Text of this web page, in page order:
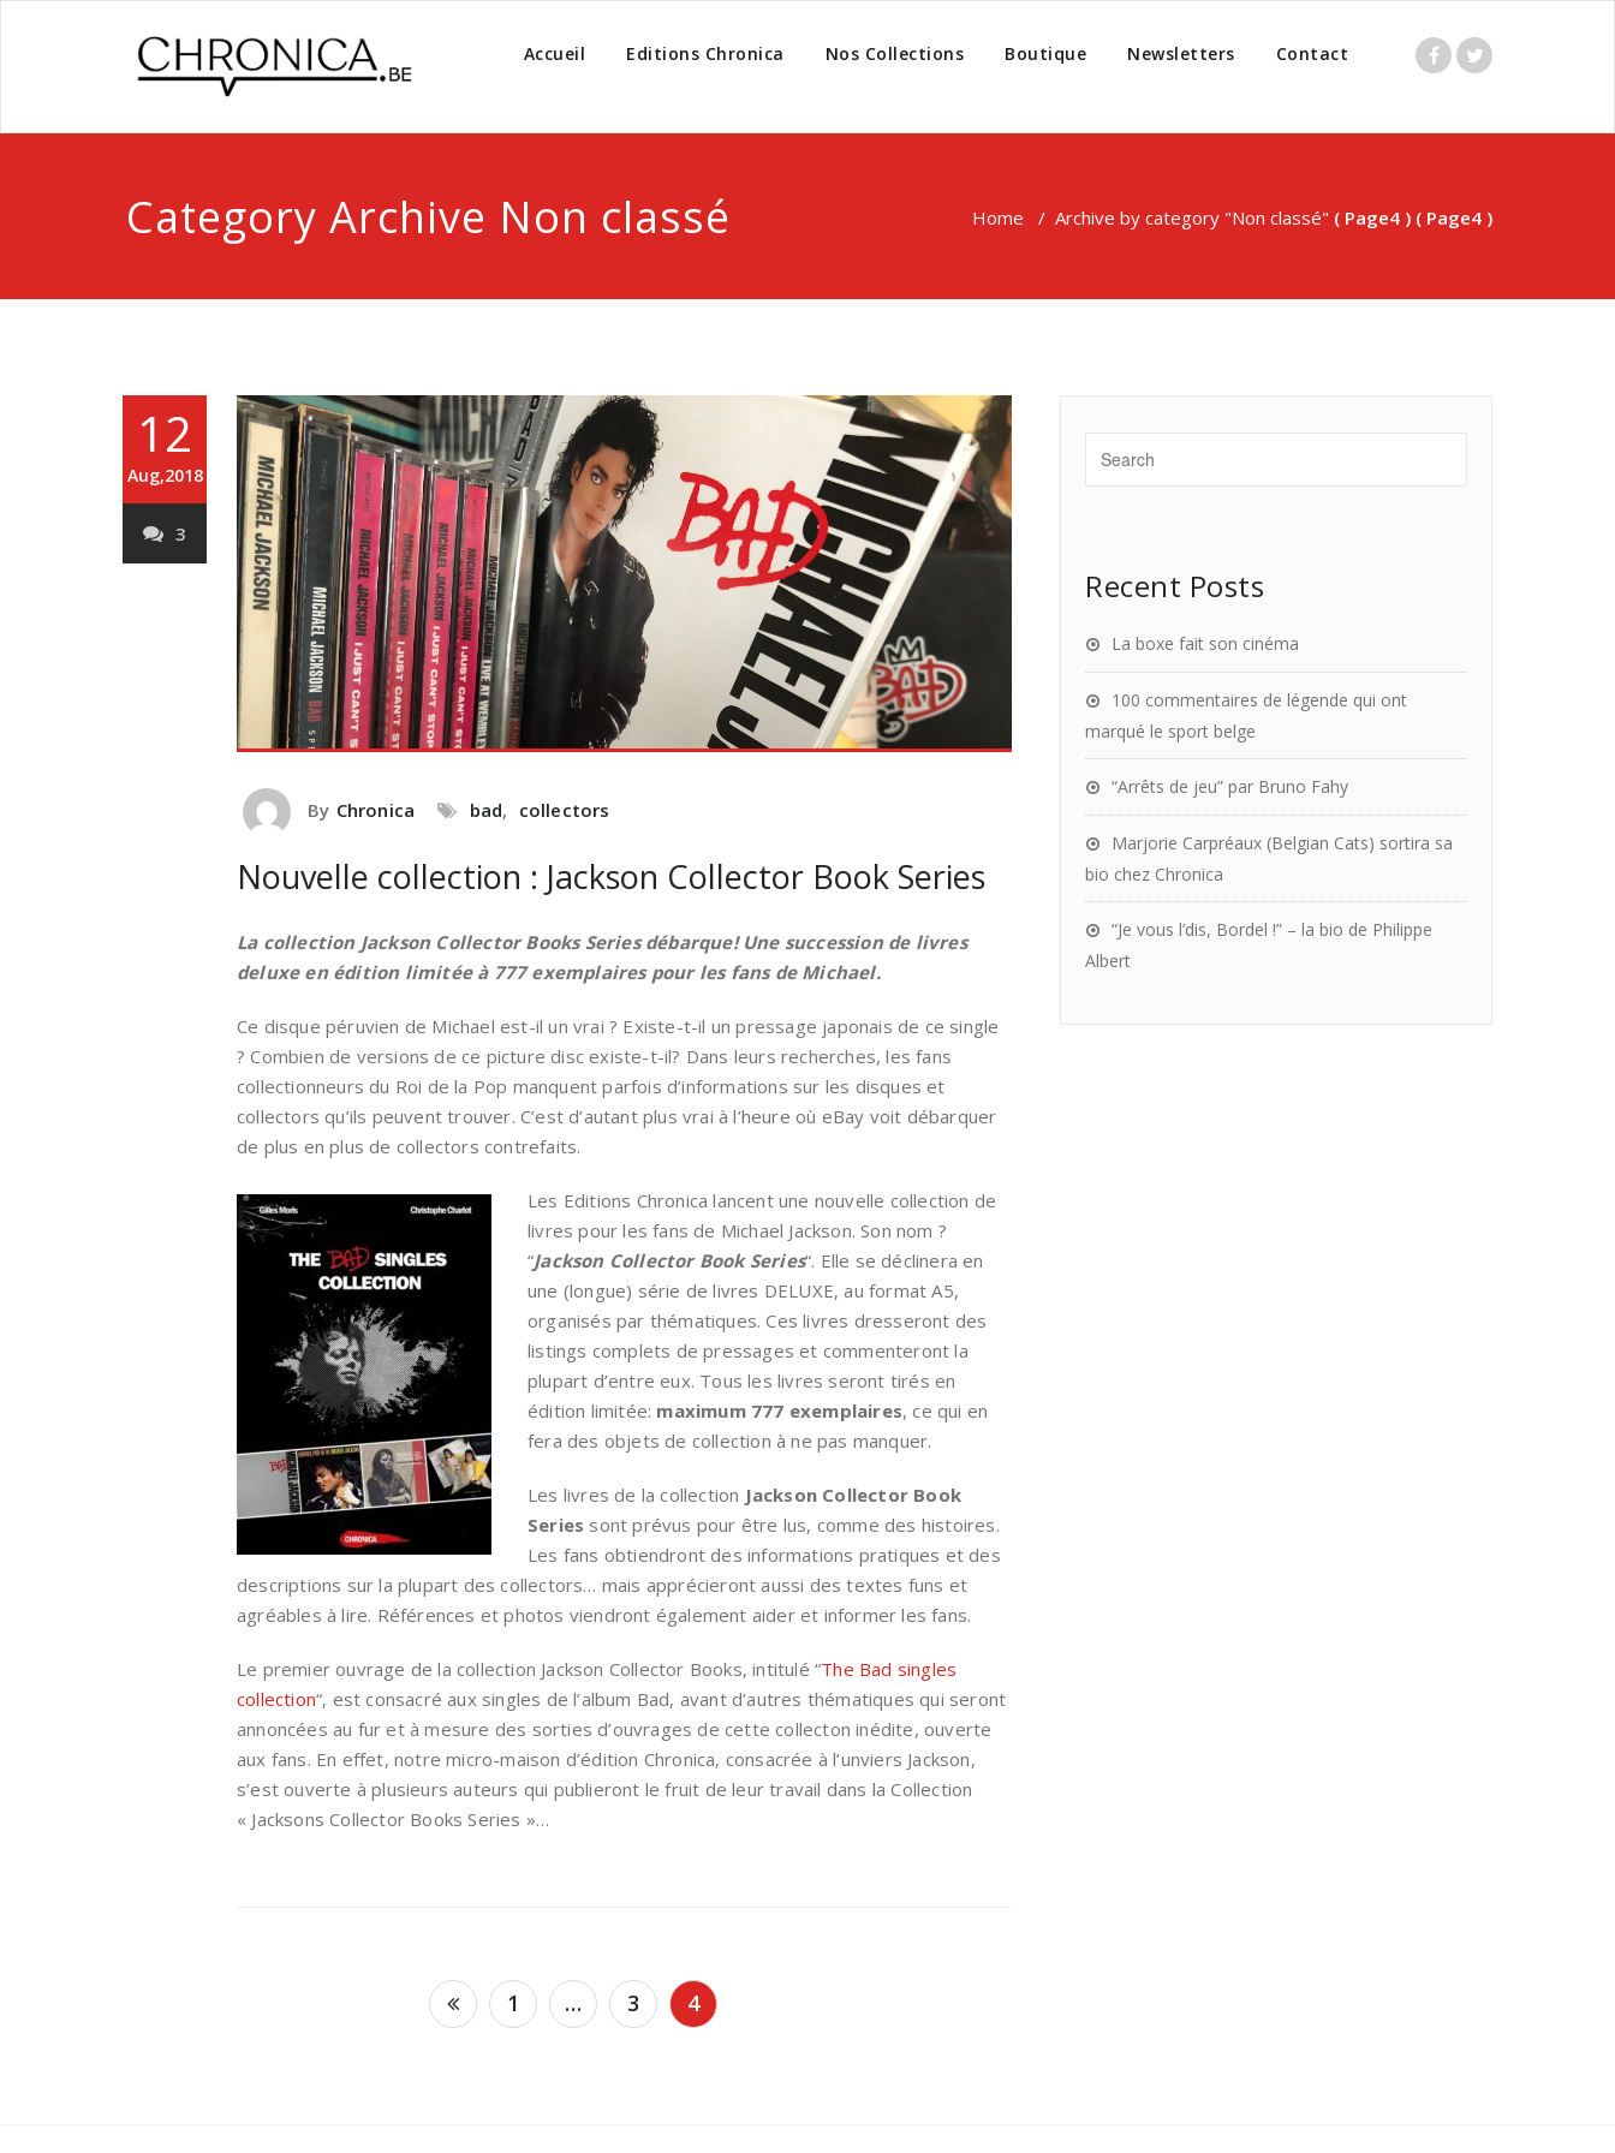
Accueil Editions Chronica Nos Collections Boutique Newsletters Contact
Category Archive Non classé Home / Archive by category "Non classé" ( Page4 ) ( Page4 )
12
Aug,2018
3
By Chronica bad, collectors
Nouvelle collection : Jackson Collector Book Series
La collection Jackson Collector Books Series débarque! Une succession de livres
deluxe en édition limitée à 777 exemplaires pour les fans de Michael.
Ce disque péruvien de Michael est-il un vrai ? Existe-t-il un pressage japonais de ce single
? Combien de versions de ce picture disc existe-t-il? Dans leurs recherches, les fans
collectionneurs du Roi de la Pop manquent parfois d’informations sur les disques et
collectors qu’ils peuvent trouver. C’est d’autant plus vrai à l’heure où eBay voit débarquer
de plus en plus de collectors contrefaits.
Les Editions Chronica lancent une nouvelle collection de
livres pour les fans de Michael Jackson. Son nom ?
“Jackson Collector Book Series“. Elle se déclinera en
une (longue) série de livres DELUXE, au format A5,
organisés par thématiques. Ces livres dresseront des
listings complets de pressages et commenteront la
plupart d’entre eux. Tous les livres seront tirés en
édition limitée: maximum 777 exemplaires, ce qui en
fera des objets de collection à ne pas manquer.
Les livres de la collection Jackson Collector Book
Series sont prévus pour être lus, comme des histoires.
Les fans obtiendront des informations pratiques et des
descriptions sur la plupart des collectors… mais apprécieront aussi des textes funs et
agréables à lire. Références et photos viendront également aider et informer les fans.
Le premier ouvrage de la collection Jackson Collector Books, intitulé “The Bad singles
collection“, est consacré aux singles de l’album Bad, avant d’autres thématiques qui seront
annoncées au fur et à mesure des sorties d’ouvrages de cette collecton inédite, ouverte
aux fans. En effet, notre micro-maison d’édition Chronica, consacrée à l’unviers Jackson,
s’est ouverte à plusieurs auteurs qui publieront le fruit de leur travail dans la Collection
« Jacksons Collector Books Series »…
1 … 3 4
Recent Posts
La boxe fait son cinéma
100 commentaires de légende qui ont
marqué le sport belge
“Arrêts de jeu” par Bruno Fahy
Marjorie Carpréaux (Belgian Cats) sortira sa
bio chez Chronica
“Je vous l’dis, Bordel !” – la bio de Philippe
Albert